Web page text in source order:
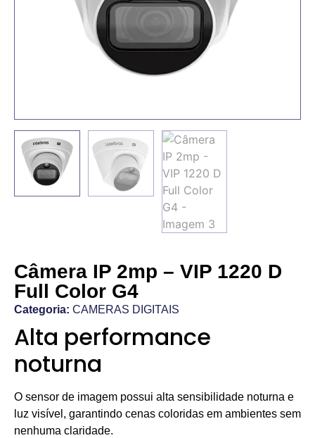
Câmera IP 2mp – VIP 1220 D
Full Color G4
Categoria: CAMERAS DIGITAIS
Alta performance
noturna
O sensor de imagem possui alta sensibilidade noturna e
luz visível, garantindo cenas coloridas em ambientes sem
nenhuma claridade.